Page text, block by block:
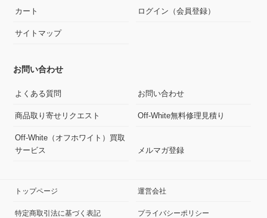
カート ログイン（会員登録）
サイトマップ
お問い合わせ
よくある質問 お問い合わせ
商品取り寄せリクエスト Off-White無料修理見積り
Off-White（オフホワイト）買取
サービス
メルマガ登録
トップページ 運営会社
特定商取引法に基づく表記 プライバシーポリシー